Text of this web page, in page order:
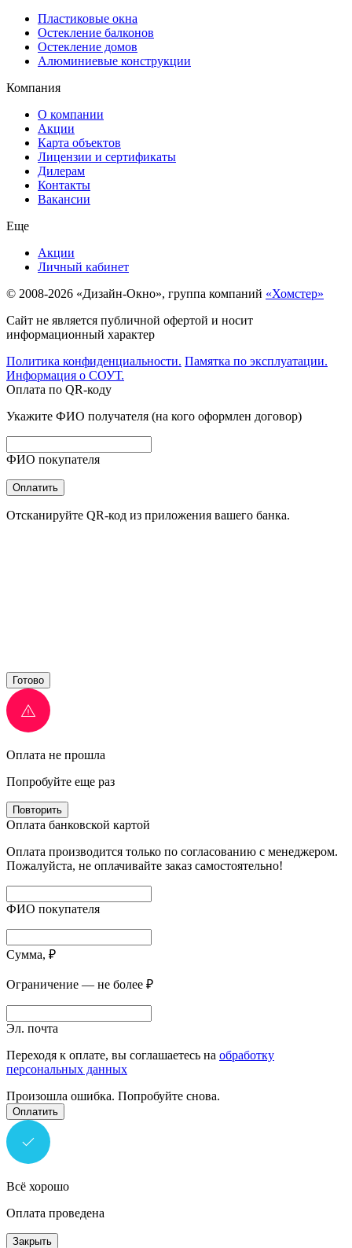
Пластиковые окна
Остекление балконов
Остекление домов
Алюминиевые конструкции
Компания
О компании
Акции
Карта объектов
Лицензии и сертификаты
Дилерам
Контакты
Вакансии
Еще
Акции
Личный кабинет
© 2008-2026 «Дизайн-Окно», группа компаний «Хомстер»
Сайт не является публичной офертой и носит
информационный характер
Политика конфиденциальности. Памятка по эксплуатации.
Информация о СОУТ.
Оплата по QR-коду
Укажите ФИО получателя (на кого оформлен договор)
ФИО покупателя
Оплатить
Отсканируйте QR-код из приложения вашего банка.
Готово
Оплата не прошла
Попробуйте еще раз
Повторить
Оплата банковской картой
Оплата производится только по согласованию с менеджером.
Пожалуйста, не оплачивайте заказ самостоятельно!
ФИО покупателя
Сумма, ₽
Ограничение — не более ₽
Эл. почта
Переходя к оплате, вы соглашаетесь на обработку
персональных данных
Произошла ошибка. Попробуйте снова.
Оплатить
Всё хорошо
Оплата проведена
Закрыть